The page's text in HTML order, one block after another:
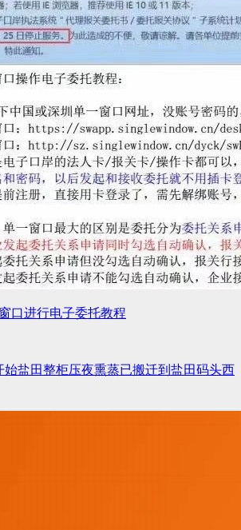
口进行电子委托教程
始盐田整柜压夜熏蒸已搬迁到盐田码头西